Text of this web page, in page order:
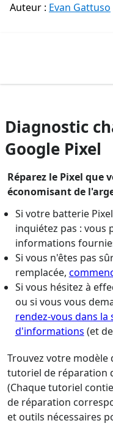
Auteur : Evan Gattuso
Diagnostic
Google Pixel
Réparez le Pixel que
économisant de
Si votre batterie
inquiétez pas : vous
informations
Si vous n'êtes pas
remplacée,
Si vous hésitez à
ou si vous vous
rendez-vous dans
d'informations (et
Trouvez votre modèle
tutoriel de réparation
(Chaque tutoriel
de réparation
et outils nécessaires